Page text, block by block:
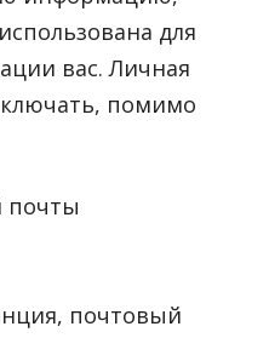
для
вас. Личная
помимо
почты
почтовый